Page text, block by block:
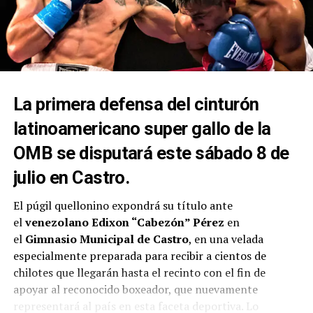
La primera defensa del cinturón
latinoamericano super gallo de la
OMB se disputará este sábado 8 de
julio en Castro.
El púgil quellonino expondrá su título ante
elvenezolano Edixon “Cabezón” Pérez en
el Gimnasio Municipal de Castro, en una velada
especialmente preparada para recibir a cientos de
chilotes que llegarán hasta el recinto con el fin de
apoyar al reconocido boxeador, que nuevamente
representará al país en esta faceta deportiva. Lo